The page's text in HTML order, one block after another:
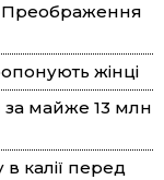
Преображення
жінці
за майже 13 млн
калії перед